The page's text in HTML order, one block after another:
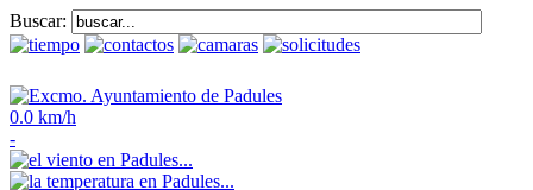
Buscar:
0.0 km/h
-